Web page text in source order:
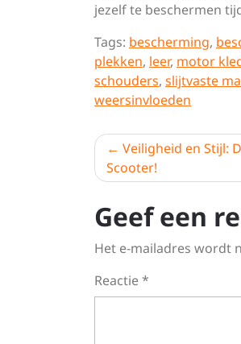
jezelf te beschermen
Tags: bescherming,
plekken, leer, motor
schouders, slijtvaste
weersinvloeden
Veiligheid en Stijl:
Scooter!
Geef een
Het e-mailadres wordt
Reactie*